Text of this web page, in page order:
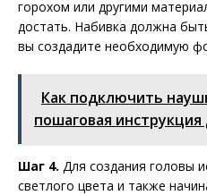
горохом или другими
достать. Набивка должна
вы создадите необходимую
Как подключить
пошаговая
Шаг 4. Для создания головы
светлого цвета и также